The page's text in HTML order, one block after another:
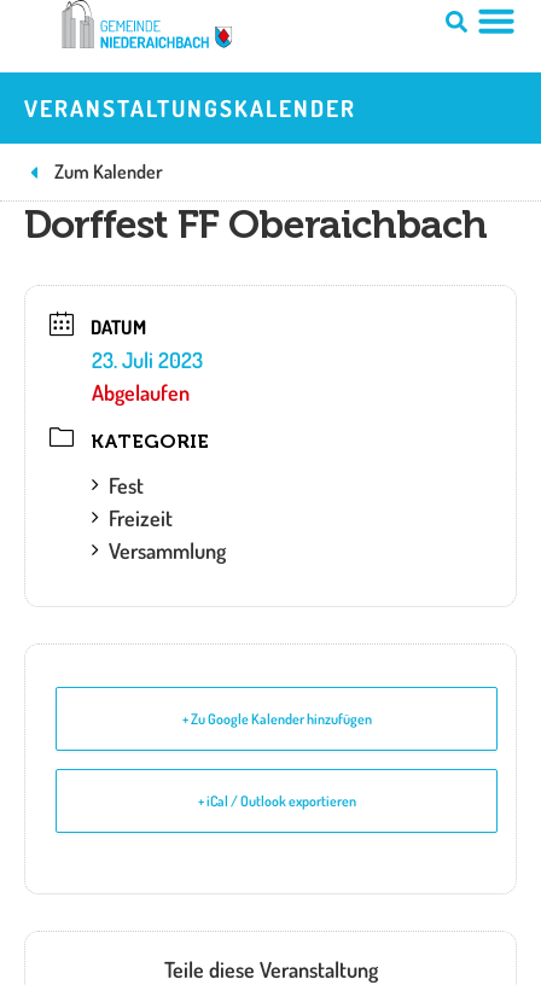
springen
VERANSTALTUNGSKALENDER
Zum Kalender
Dorffest FF Oberaichbach
DATUM
23. Juli 2023
Abgelaufen
KATEGORIE
Fest
Freizeit
Versammlung
+ Zu Google Kalender hinzufügen
+ iCal / Outlook exportieren
Teile diese Veranstaltung